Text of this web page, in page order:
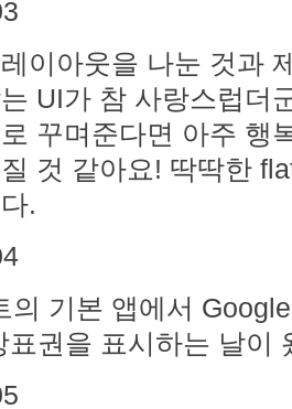
이아웃을 나눈 것과
UI가 참 사랑스럽더
꾸며준다면 아주 행
것 같아요! 딱딱한
.
의 기본 앱에서
표권을 표시하는 날이